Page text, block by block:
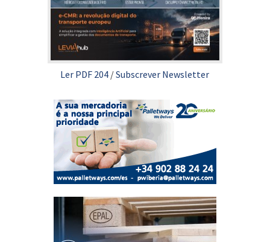
Ler PDF 204 /Subscrever Newsletter